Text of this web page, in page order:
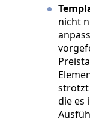
nicht
strotzt
die es